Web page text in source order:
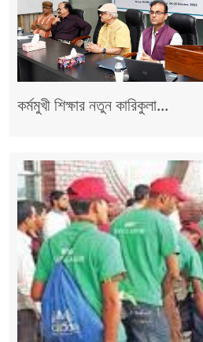
কর্মমুখী শিক্ষার নতুন কারিকুলা...